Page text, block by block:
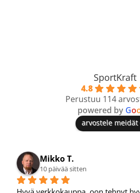
SportKraft
4.8
Perustuu 114
powered by Go
arvostele meidät
Mikko T.
10 päivää sitten